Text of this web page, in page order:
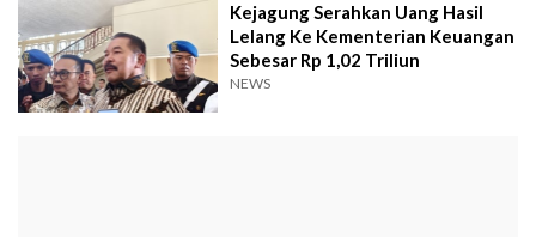
Kejagung Serahkan Uang Hasil
Lelang Ke Kementerian Keuangan
Sebesar Rp 1,02 Triliun
NEWS